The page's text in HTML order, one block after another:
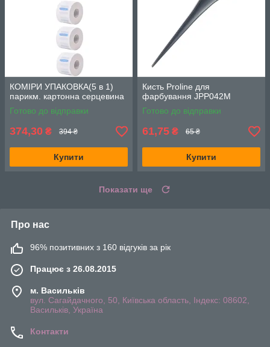
КОМІРИ УПАКОВКА(5 в 1)
парикм. картонна серцевина
Готово до відправки
374,30 ₴ 394 ₴
Купити
Кисть Proline для
фарбування JPP042M
Готово до відправки
61,75 ₴ 65 ₴
Купити
Показати ще
Про нас
96% позитивних з 160 відгуків за рік
Працює з 26.08.2015
м. Васильків
вул. Сагайдачного, 50, Київська область, Індекс: 08602,
Васильків, Україна
Контакти